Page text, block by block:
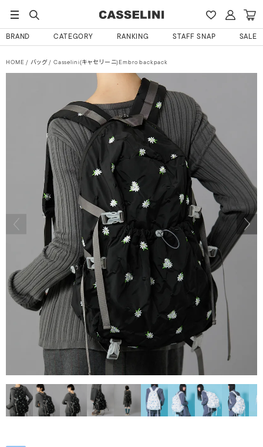
BRAND CATEGORY RANKING STAFF SNAP SALE
HOME バッグ Casselini(キャセリーニ)Embro backpack